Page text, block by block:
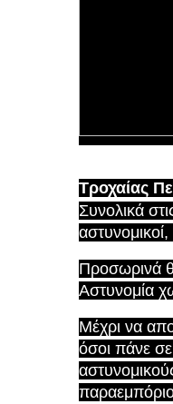
Τροχαίας
Συνολικά
αστυνομικοί,
Προσωρινά
Αστυνομία
Μέχρι να
όσοι πάνε σε